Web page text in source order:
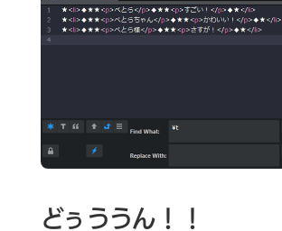
どぅううん！！